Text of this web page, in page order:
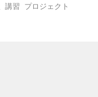
講習
プロジェクト